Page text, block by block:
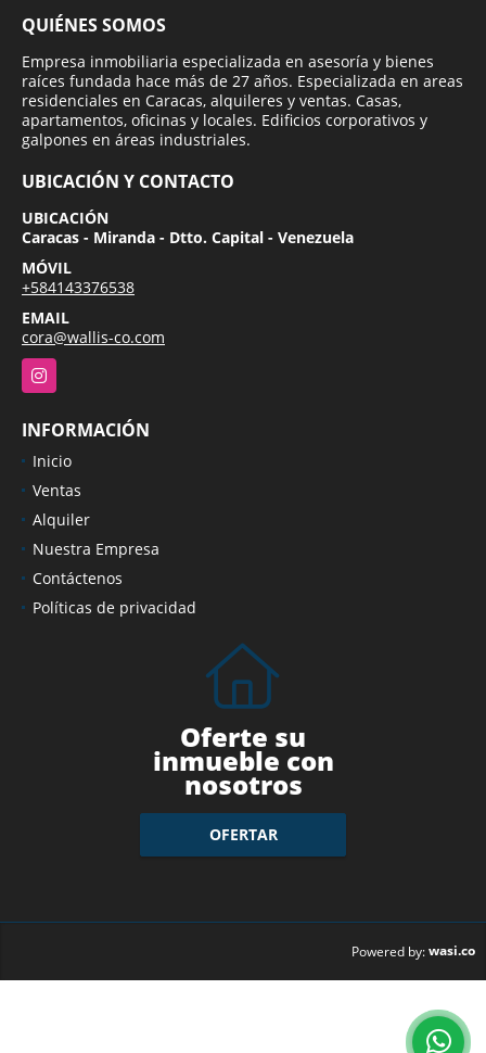
QUIÉNES SOMOS
Empresa inmobiliaria especializada en asesoría y bienes
raíces fundada hace más de 27 años. Especializada en areas
residenciales en Caracas, alquileres y ventas. Casas,
apartamentos, oficinas y locales. Edificios corporativos y
galpones en áreas industriales.
UBICACIÓN Y CONTACTO
UBICACIÓN
Caracas - Miranda - Dtto. Capital - Venezuela
MÓVIL
+584143376538
EMAIL
cora@wallis-co.com
Instagram
INFORMACIÓN
Inicio
Ventas
Alquiler
Nuestra Empresa
Contáctenos
Políticas de privacidad
Oferte su
inmueble con
nosotros
OFERTAR
Powered by:wasi.co